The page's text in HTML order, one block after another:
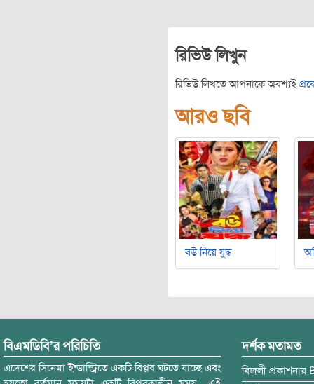
রিভিউ লিখুন
রিভিউ লিখতে আপনাকে অবশ্যই
আরও ছবি
বউ নিয়ে যুদ্ধ
বিএমডিবি’র পরিচিতি
এদেশের সিনেমা ইন্ডাস্ট্রিতে একটি বিপ্লব ঘটতে যাচ্ছে এবং
দর্শক মতামত
বিজলী প্রকাশনায়